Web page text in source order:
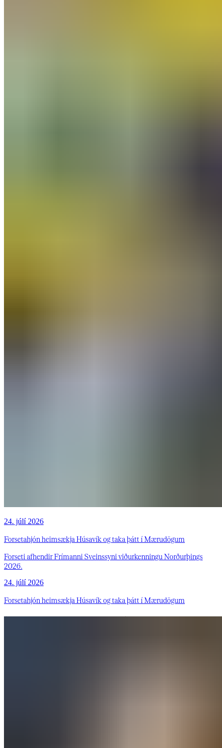
24. júlí 2026
Forsetahjón heimsækja Húsavík og taka þátt í Mærudögum
Forseti afhendir Frímanni Sveinssyni viðurkenningu Norðurþings
2026.
24. júlí 2026
Forsetahjón heimsækja Húsavík og taka þátt í Mærudögum